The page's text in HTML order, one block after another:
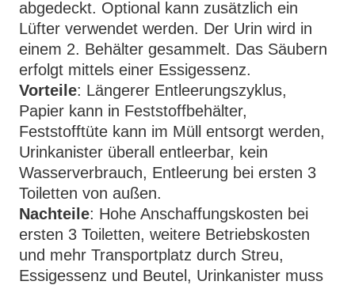
abgedeckt. Optional kann zusätzlich ein
Lüfter verwendet werden. Der Urin wird in
einem 2. Behälter gesammelt. Das Säubern
erfolgt mittels einer Essigessenz.
Vorteile: Längerer Entleerungszyklus,
Papier kann in Feststoffbehälter,
Feststofftüte kann im Müll entsorgt werden,
Urinkanister überall entleerbar, kein
Wasserverbrauch, Entleerung bei ersten 3
Toiletten von außen.
Nachteile: Hohe Anschaffungskosten bei
ersten 3 Toiletten, weitere Betriebskosten
und mehr Transportplatz durch Streu,
Essigessenz und Beutel, Urinkanister muss